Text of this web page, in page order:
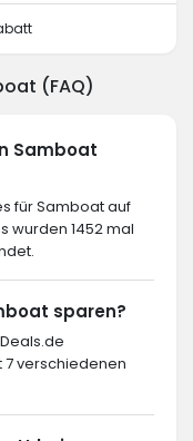
(FAQ)
Samboat
für Samboat auf
wurden 1452 mal
sparen?
7 verschiedenen